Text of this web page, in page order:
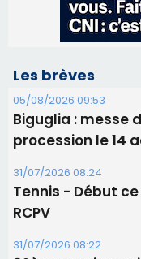
31/07/2026 08:24
Tennis - Début
31/07/2026 08:22
82ème
Commandant
30/07/2026 10:16
Lecci : I
30/07/2026 09:55
Corte : I Chjami